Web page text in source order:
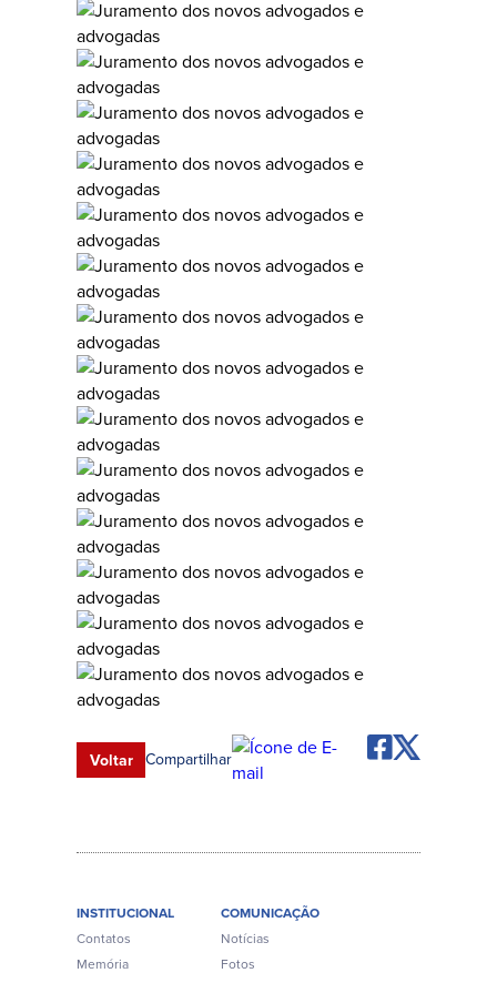
Voltar Compartilhar
INSTITUCIONAL
Contatos
Memória
COMUNICAÇÃO
Notícias
Fotos